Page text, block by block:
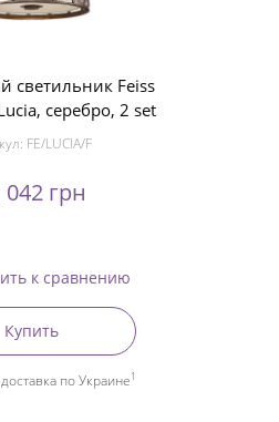
светильник Feiss
серебро, 2 set
FE/LUCIA/F
042 грн
к сравнению
Купить
по Украине1